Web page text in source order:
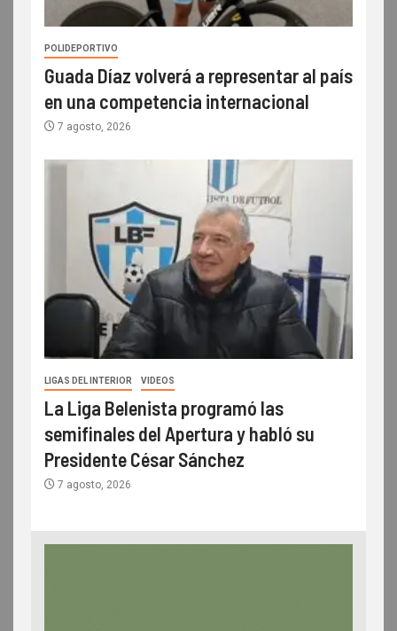
POLIDEPORTIVO
Guada Díaz volverá a representar al país
en una competencia internacional
7 agosto, 2026
LIGAS DEL INTERIOR VIDEOS
La Liga Belenista programó las
semifinales del Apertura y habló su
Presidente César Sánchez
7 agosto, 2026